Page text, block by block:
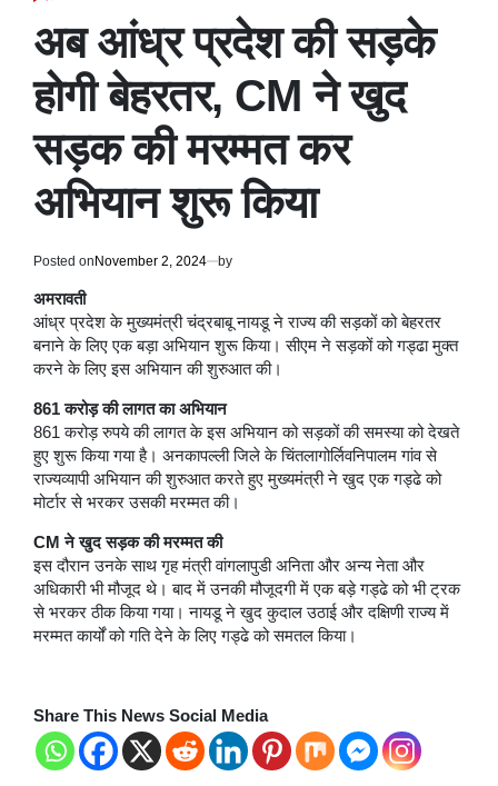
अब आंध्र प्रदेश की सड़के
होगी बेहरतर, CM ने खुद
सड़क की मरम्मत कर
अभियान शुरू किया
Posted onNovember 2, 2024 by
अमरावती
आंध्र प्रदेश के मुख्यमंत्री चंद्रबाबू नायडू ने राज्य की सड़कों को बेहरतर
बनाने के लिए एक बड़ा अभियान शुरू किया। सीएम ने सड़कों को गड्ढा मुक्त
करने के लिए इस अभियान की शुरुआत की।
861 करोड़ की लागत का अभियान
861 करोड़ रुपये की लागत के इस अभियान को सड़कों की समस्या को देखते
हुए शुरू किया गया है। अनकापल्ली जिले के चिंतलागोर्लिवनिपालम गांव से
राज्यव्यापी अभियान की शुरुआत करते हुए मुख्यमंत्री ने खुद एक गड्ढे को
मोर्टार से भरकर उसकी मरम्मत की।
CM ने खुद सड़क की मरम्मत की
इस दौरान उनके साथ गृह मंत्री वांगलापुडी अनिता और अन्य नेता और
अधिकारी भी मौजूद थे। बाद में उनकी मौजूदगी में एक बड़े गड्ढे को भी ट्रक
से भरकर ठीक किया गया। नायडू ने खुद कुदाल उठाई और दक्षिणी राज्य में
मरम्मत कार्यों को गति देने के लिए गड्ढे को समतल किया।
Share This News Social Media